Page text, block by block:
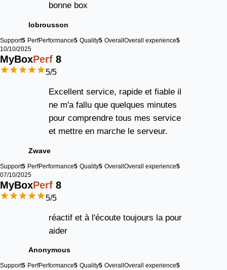
bonne box
lobrousson
Support5 PerfPerformance5 Quality5 Overall Overall experience5
10/10/2025
MyBoxPerf 8
5/5
Excellent service, rapide et fiable il
ne m'a fallu que quelques minutes
pour comprendre tous mes service
et mettre en marche le serveur.
Zwave
Support5 PerfPerformance5 Quality5 OverallOverall experience5
07/10/2025
MyBoxPerf 8
5/5
réactif et à l'écoute toujours la pour
aider
Anonymous
Support5 PerfPerformance5 Quality5 Overall Overall experience5